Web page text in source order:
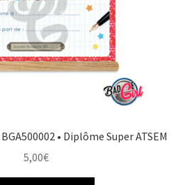
• Diplôme Super ATSEM
5,00€